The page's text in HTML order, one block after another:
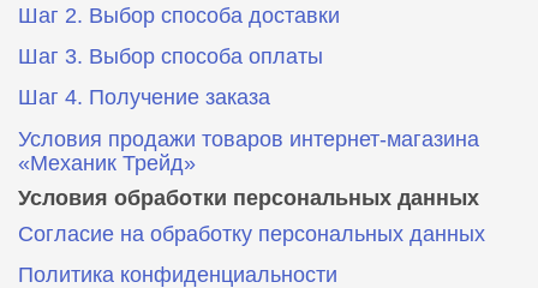
Шаг 2. Выбор способа доставки
Шаг 3. Выбор способа оплаты
Шаг 4. Получение заказа
Условия продажи товаров интернет-магазина
«Механик Трейд»
Условия обработки персональных данных
Согласие на обработку персональных данных
Политика конфиденциальности